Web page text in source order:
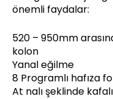
önemli faydalar:
520 – 950mm
kolon
Yanal eğilme
8 Programlı hafıza
At nalı şeklinde